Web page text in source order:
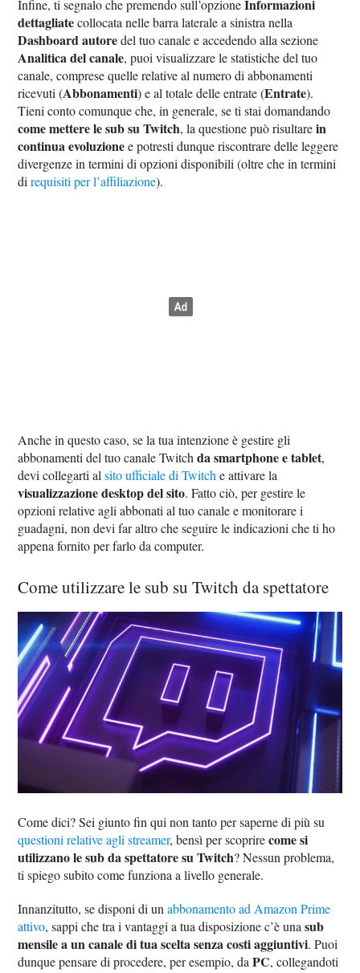
Infine, ti segnalo che premendo sull’opzioneInformazioni
dettagliatecollocata nelle barra laterale a sinistra nella
Dashboard autoredel tuo canale e accedendo alla sezione
Analitica del canale, puoi visualizzare le statistiche del tuo
canale, comprese quelle relative al numero di abbonamenti
ricevuti (Abbonamenti) e al totale delle entrate (Entrate).
Tieni conto comunque che, in generale, se ti stai domandando
come mettere le sub su Twitch, la questione può risultarein
continua evoluzionee potresti dunque riscontrare delle leggere
divergenze in termini di opzioni disponibili (oltre che in termini
direquisiti per l’affiliazione).
Anche in questo caso, se la tua intenzione è gestire gli
abbonamenti del tuo canale Twitchda smartphone e tablet,
devi collegarti alsito ufficiale di Twitch e attivare la
visualizzazione desktop del sito. Fatto ciò, per gestire le
opzioni relative agli abbonati al tuo canale e monitorare i
guadagni, non devi far altro che seguire le indicazioni che ti ho
appena fornito per farlo da computer.
Come utilizzare le sub su Twitch da spettatore
Come dici? Sei giunto fin qui non tanto per saperne di più su
questioni relative agli streamer, bensì per scoprirecome si
utilizzano le sub da spettatore su Twitch? Nessun problema,
ti spiego subito come funziona a livello generale.
Innanzitutto, se disponi di unabbonamento ad Amazon Prime
attivo, sappi che tra i vantaggi a tua disposizione c’è unasub
mensile a un canale di tua scelta senza costi aggiuntivi. Puoi
dunque pensare di procedere, per esempio, daPC, collegandoti